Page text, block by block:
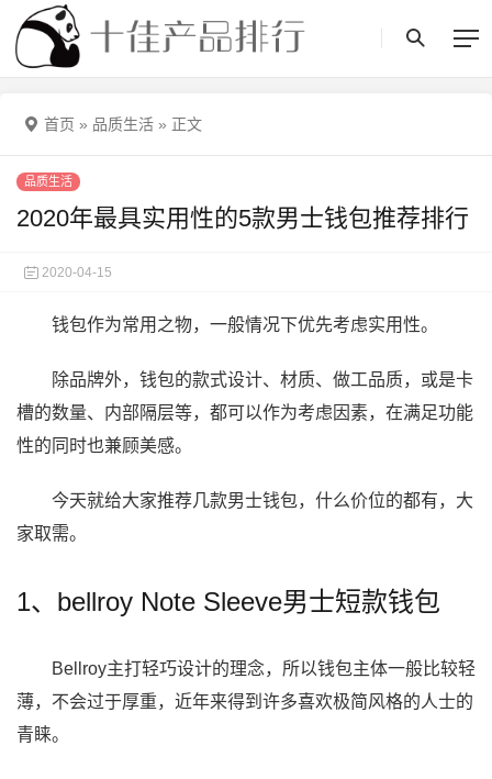
首页 » 品质生活 » 正文
品质生活
2020年最具实用性的5款男士钱包推荐排行
2020-04-15
钱包作为常用之物，一般情况下优先考虑实用性。
除品牌外，钱包的款式设计、材质、做工品质，或是卡
槽的数量、内部隔层等，都可以作为考虑因素，在满足功能
性的同时也兼顾美感。
今天就给大家推荐几款男士钱包，什么价位的都有，大
家取需。
1、bellroy Note Sleeve男士短款钱包
Bellroy主打轻巧设计的理念，所以钱包主体一般比较轻
薄，不会过于厚重，近年来得到许多喜欢极简风格的人士的
青睐。